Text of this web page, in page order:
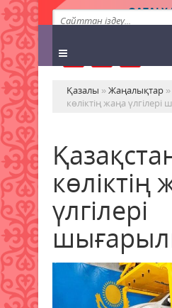
Қазалы »Жаңалықтар
көліктің жаңа
көліктің
үлгілері